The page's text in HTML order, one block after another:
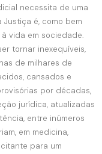
necessita de uma
é, como bem
vida em sociedade.
tornar inexequíveis,
de milhares de
cansados e
por décadas,
jurídica, atualizadas
entre inúmeros
em medicina,
para um